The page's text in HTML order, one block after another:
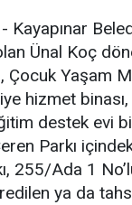
- Kayapınar
Ünal Koç
Çocuk Yaşam
hizmet
destek evi
Parkı
255/Ada 1
ya da